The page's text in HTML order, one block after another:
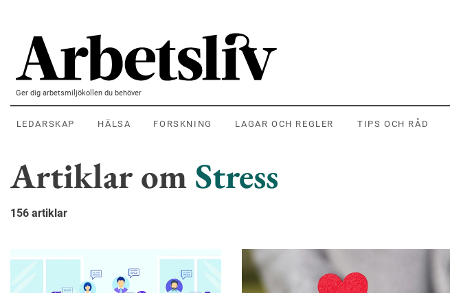
Ger dig arbetsmiljökollen du behöver
LEDARSKAP HÄLSA FORSKNING LAGAR OCH REGLER TIPS OCH RÅD
Artiklar omStress
156 artiklar